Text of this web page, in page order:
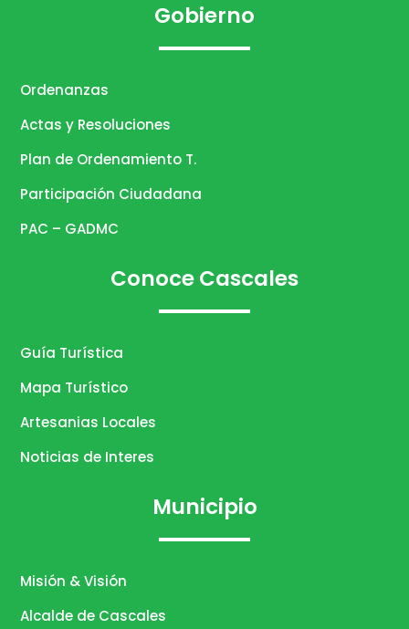
Gobierno
Ordenanzas
Actas y Resoluciones
Plan de Ordenamiento T.
Participación Ciudadana
PAC – GADMC
Conoce Cascales
Guía Turística
Mapa Turístico
Artesanias Locales
Noticias de Interes
Municipio
Misión & Visión
Alcalde de Cascales